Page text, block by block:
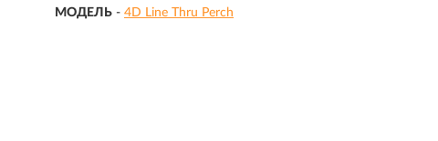
МОДЕЛЬ - 4D Line Thru Perch